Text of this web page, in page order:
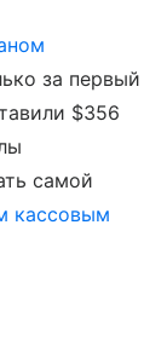
за первый
$356
самой
кассовым